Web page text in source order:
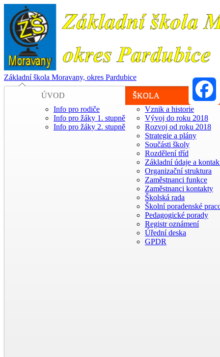
Základní škola Moravany, okres Pardubice
ÚVOD
Info pro rodiče
Info pro žáky 1. stupně
Info pro žáky 2. stupně
ŠKOLA
Vznik a historie
Vývoj do roku 2018
Rozvoj od roku 2018
Strategie a plány
Součásti školy
Rozdělení tříd
Základní údaje a
Organizační struktura
Zaměstnanci funkce
Zaměstnanci kontakty
Školská rada
Školní poradenské
Pedagogické porady
Registr oznámení
Úřední deska
GPDR